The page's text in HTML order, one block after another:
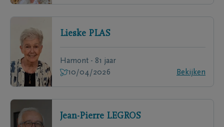
Lieske PLAS
Hamont - 81 jaar
10/04/2026
Bekijken
Jean-Pierre LEGROS